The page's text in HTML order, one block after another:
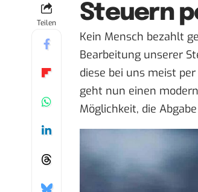
Teilen Steuern
Kein Mensch bezahlt
Bearbeitung unserer
diese bei uns meist
geht nun einen
Möglichkeit, die